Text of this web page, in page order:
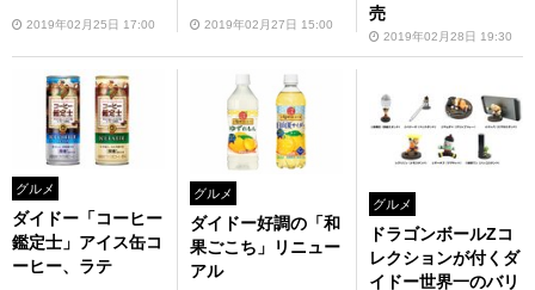
2019年02月25日 17:00 2019年02月27日 15:00
売
2019年02月28日 19:30
グルメ
ダイドー「コーヒー
鑑定士」アイス缶コ
ーヒー、ラテ
グルメ
ダイドー好調の「和
果ごこち」リニュー
アル
グルメ
ドラゴンボールZコ
レクションが付くダ
イドー世界一のバリ